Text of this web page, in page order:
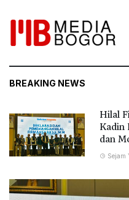
BREAKING NEWS
Fauzi
16
7 Jam